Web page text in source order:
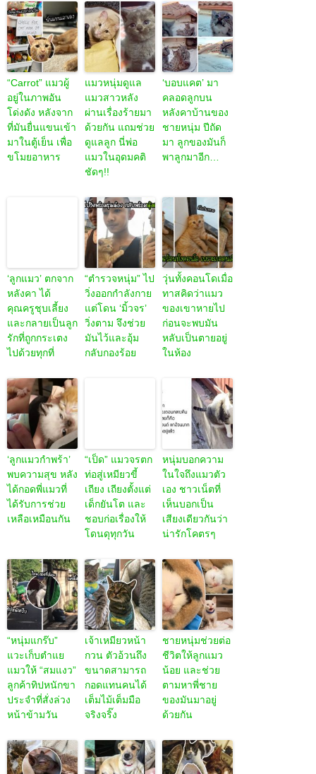
“Carrot” แมวผู้
อยู่ในภาพอัน
โด่งดัง หลังจาก
ที่มันยื่นแขนเข้า
มาในตู้เย็น เพื่อ
ขโมยอาหาร
แมวหนุ่มดูแล
แมวสาวหลัง
ผ่านเรื่องร้ายมา
ด้วยกัน แถมช่วย
ดูแลลูก นี่พ่อ
แมวในอุดมคติ
ชัดๆ!!
‘บอบแคต’ มา
คลอดลูกบน
หลังคาบ้านของ
ชายหนุ่ม ปีถัด
มา ลูกของมันก็
พาลูกมาอีก…
‘ลูกแมว’ ตกจาก
หลังคา ได้
คุณครูชุบเลี้ยง
และกลายเป็นลูก
รักที่ถูกกระเตง
ไปด้วยทุกที่
“ตำรวจหนุ่ม” ไป
วิ่งออกกำลังกาย
แต่โดน ‘มิ้วจร’
วิ่งตาม จึงช่วย
มันไว้และอุ้ม
กลับกองร้อย
วุ่นทั้งคอนโดเมื่อ
ทาสคิดว่าแมว
ของเขาหายไป
ก่อนจะพบมัน
หลับเป็นตายอยู่
ในห้อง
‘ลูกแมวกำพร้า’
พบความสุข หลัง
ได้กอดพี่แมวที่
ได้รับการช่วย
เหลือเหมือนกัน
“เป็ด” แมวจรตก
ท่อสู่เหมียวขี้
เถียง เถียงตั้งแต่
เด็กยันโต และ
ชอบก่อเรื่องให้
โดนดุทุกวัน
หนุ่มบอกความ
ในใจถึงแมวตัว
เอง ชาวเน็ตที่
เห็นบอกเป็น
เสียงเดียวกันว่า
น่ารักโคตรๆ
“หนุ่มแกร๊บ”
แวะเก็บตำแย
แมวให้ “สมแงว”
ลูกค้าทิปหนักขา
ประจำที่สั่งล่วง
หน้าข้ามวัน
เจ้าเหมียวหน้า
กวน ตัวอ้วนถึง
ขนาดสามารถ
กอดแทนคนได้
เต็มไม้เต็มมือ
จริงจริ๊ง
ชายหนุ่มช่วยต่อ
ชีวิตให้ลูกแมว
น้อย และช่วย
ตามหาพี่ชาย
ของมันมาอยู่
ด้วยกัน